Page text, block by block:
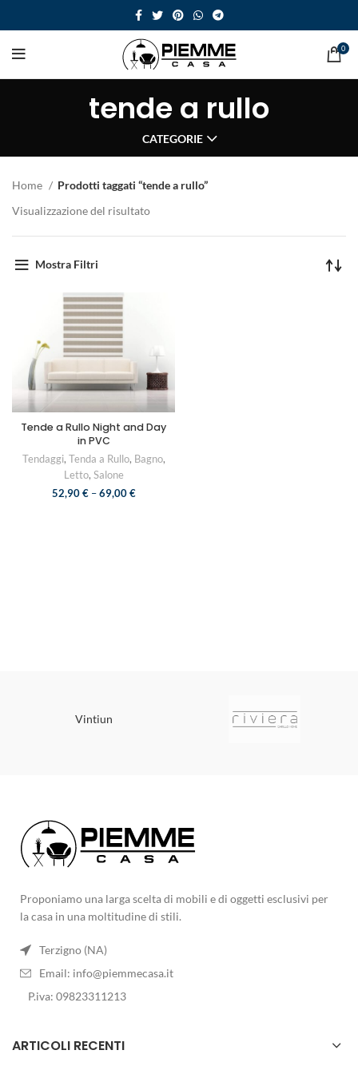
0
tende a rullo
CATEGORIE
Home
Prodotti taggati “tende a rullo”
Visualizzazione del risultato
Mostra Filtri
Tende a Rullo Night and Day
in PVC
Tendaggi, Tenda a Rullo, Bagno,
Letto, Salone
52,90 €– 69,00 €
Vintiun
Proponiamo una larga scelta di mobili e di oggetti esclusivi per
la casa in una moltitudine di stili.
Terzigno (NA)
Email: info@piemmecasa.it
P.iva: 09823311213
ARTICOLI RECENTI